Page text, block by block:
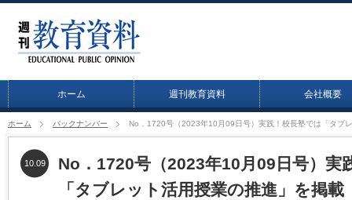
ホーム 週刊教育資料 会社概要
ホーム バックナンバー No．1720号（2023年10月09日号）実践！校長塾では「タブ
No．1720号（2023年10月09日号）実
「タブレット活用授業の推進」を掲載
10.09